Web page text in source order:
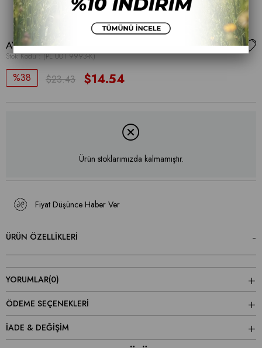
AYAKKABI
Stok Kodu (PL 001 9993-K)
38 $23.43 $14.54
Ürün stoklarımızda kalmamıştır.
Fiyat Düşünce Haber Ver
ÜRÜN ÖZELLIKLERI
YORUMLAR(0)
ÖDEME SEÇENEKLERI
İADE & DEĞİŞİM